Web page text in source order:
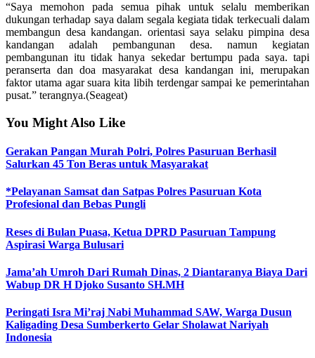
“Saya memohon pada semua pihak untuk selalu memberikan
dukungan terhadap saya dalam segala kegiata tidak terkecuali dalam
membangun desa kandangan. orientasi saya selaku pimpina desa
kandangan adalah pembangunan desa. namun kegiatan
pembangunan itu tidak hanya sekedar bertumpu pada saya. tapi
peranserta dan doa masyarakat desa kandangan ini, merupakan
faktor utama agar suara kita libih terdengar sampai ke pemerintahan
pusat.” terangnya.(Seageat)
You Might Also Like
Gerakan Pangan Murah Polri, Polres Pasuruan Berhasil
Salurkan 45 Ton Beras untuk Masyarakat
*Pelayanan Samsat dan Satpas Polres Pasuruan Kota
Profesional dan Bebas Pungli
Reses di Bulan Puasa, Ketua DPRD Pasuruan Tampung
Aspirasi Warga Bulusari
Jama’ah Umroh Dari Rumah Dinas, 2 Diantaranya Biaya Dari
Wabup DR H Djoko Susanto SH.MH
Peringati Isra Mi’raj Nabi Muhammad SAW, Warga Dusun
Kaligading Desa Sumberkerto Gelar Sholawat Nariyah
Indonesia